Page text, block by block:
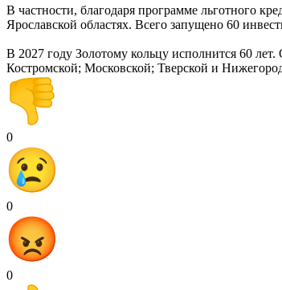
В частности, благодаря программе льготного
Ярославской областях. Всего запущено 60
В 2027 году Золотому кольцу исполнится 60
Костромской; Московской; Тверской и
0
0
0